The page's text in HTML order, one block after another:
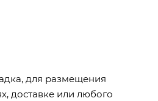
для размещения
доставке или любого